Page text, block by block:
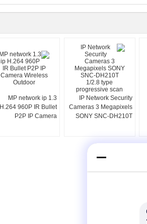
1.3 MP network ip
H.264 960P IR Bullet
P2P IP Camera
IP Network Security
Cameras 3 Megapixels
SONY SNC-DH210T